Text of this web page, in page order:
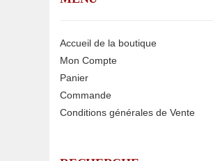
Accueil de la boutique
Mon Compte
Panier
Commande
Conditions générales de Vente